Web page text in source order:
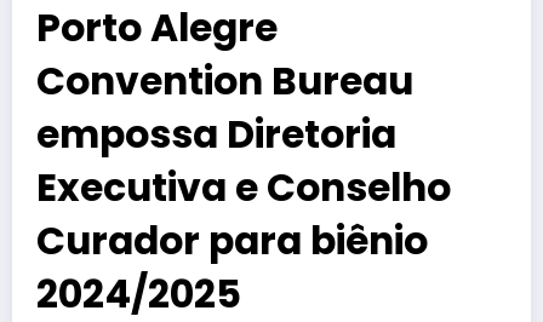
Porto Alegre
Convention Bureau
empossa Diretoria
Executiva e Conselho
Curador para biênio
2024/2025